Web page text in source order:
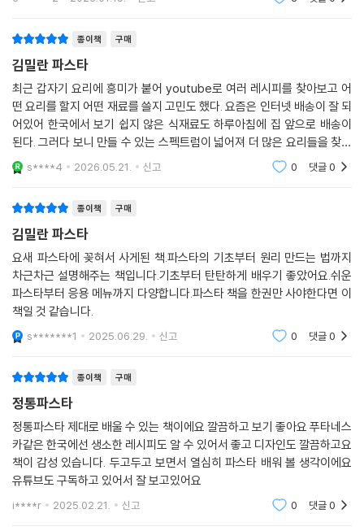
종이책 구매
김밀란 파스타
최근 갑자기 요리에 흥미가 붙어 youtube로 여러 레시피를 찾아보고 어
떤 요리를 할지 어떤 재료를 쓸지 고민도 했다. 요즘은 인터넷 배송이 잘 되
어있어 한국에서 보기 쉽지 않은 식재료도 하루아침에 집 앞으로 배송이
된다. 그러다 보니 만들 수 있는 스펙트럼이 넓어져 더 많은 요리들을 찾아
본 것 같다. 그렇게 찾아보다 보니 정말 만들고 싶은 파스타 몇 종류, 스튜
등등의 레시피
s****4 2026.05.21. 신고 0 댓글0
종이책 구매
김밀란 파스타
요새 파스타에 꽂혀서 사게된 책.파스타의 기초부터 원리 만드는 법까지
차근차근 설명해주는 책입니다.기초부터 탄탄하게 배우기 좋았어요.쉬운
파스타부터 응용 메뉴까지 다양합니다.파스타 책을 한권만 사야한다면 이
책일 것 같습니다.
s*******1 2025.06.29. 신고 0 댓글0
종이책 구매
정통파스타
정통파스타 제대로 배울 수 있는 책이에요 깔끔하고 보기 좋아요 푸타네스
카같은 한국에선 생소한 레시피도 알 수 있어서 좋고 디자인도 깔끔하고요
책이 감성 있습니다. 두고두고 보면서 열심히 파스타 배워 볼 생각이에요
유튜브도 구독하고 있어서 잘 보고있어요
i****r 2025.02.21. 신고 0 댓글0